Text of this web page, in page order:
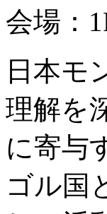
会場：
日本モ
理解を
に寄与
ゴル国